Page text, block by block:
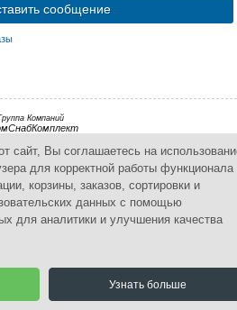
сообщение
Компаний
промышленным оборудованием
Все права защищены.
сайта | CoreGroup
сайт, Вы соглашаетесь на
для корректной работы функционала
корзины, заказов, сортировки и
данных с помощью
для аналитики и улучшения качества
Узнать больше